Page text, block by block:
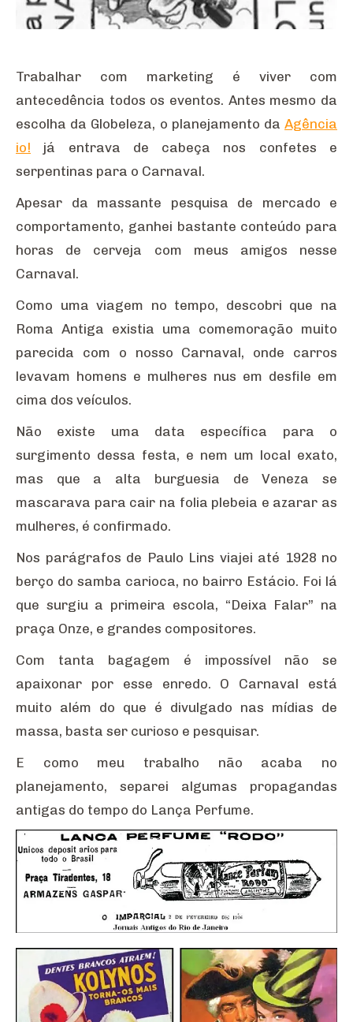
Trabalhar com marketing é viver com
antecedência todos os eventos. Antes mesmo da
escolha da Globeleza, o planejamento da Agência
io! já entrava de cabeça nos confetes e
serpentinas para o Carnaval.
Apesar da massante pesquisa de mercado e
comportamento, ganhei bastante conteúdo para
horas de cerveja com meus amigos nesse
Carnaval.
Como uma viagem no tempo, descobri que na
Roma Antiga existia uma comemoração muito
parecida com o nosso Carnaval, onde carros
levavam homens e mulheres nus em desfile em
cima dos veículos.
Não existe uma data específica para o
surgimento dessa festa, e nem um local exato,
mas que a alta burguesia de Veneza se
mascarava para cair na folia plebeia e azarar as
mulheres, é confirmado.
Nos parágrafos de Paulo Lins viajei até 1928 no
berço do samba carioca, no bairro Estácio. Foi lá
que surgiu a primeira escola, “Deixa Falar” na
praça Onze, e grandes compositores.
Com tanta bagagem é impossível não se
apaixonar por esse enredo. O Carnaval está
muito além do que é divulgado nas mídias de
massa, basta ser curioso e pesquisar.
E como meu trabalho não acaba no
planejamento, separei algumas propagandas
antigas do tempo do Lança Perfume.